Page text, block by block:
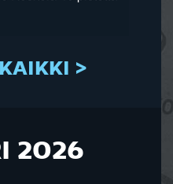
>
2026